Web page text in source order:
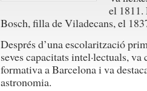
el 1811.
Bosch, filla de Viladecans, el
Després d’una escolarització
seves capacitats intel·lectuals,
formativa a Barcelona i va
astronomia.